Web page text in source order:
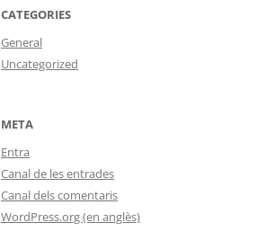
CATEGORIES
General
Uncategorized
META
Entra
Canal de les entrades
Canal dels comentaris
WordPress.org (en anglès)